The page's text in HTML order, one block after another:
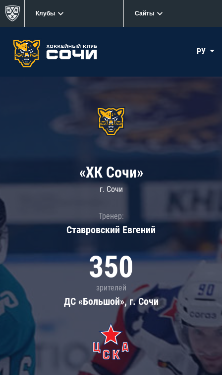
Клубы Сайты
РУ
«ХК Сочи»
г. Сочи
Тренер:
Ставровский Евгений
350
зрителей
ДС «Большой», г. Сочи